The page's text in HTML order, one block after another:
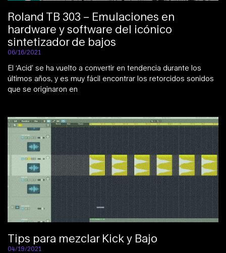
Roland TB 303 – Emulaciones en
hardware y software del icónico
sintetizador de bajos
06/16/2021
El ‘Acid’ se ha vuelto a convertir en tendencia durante los
últimos años, y es muy fácil encontrar los retorcidos sonidos
que se originaron en
Tips para mezclar Kick y Bajo
04/19/2021